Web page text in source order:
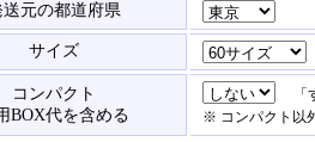
送元の都道府県
サイズ
コンパクト
BOX代を含める
「
※ コンパクト以